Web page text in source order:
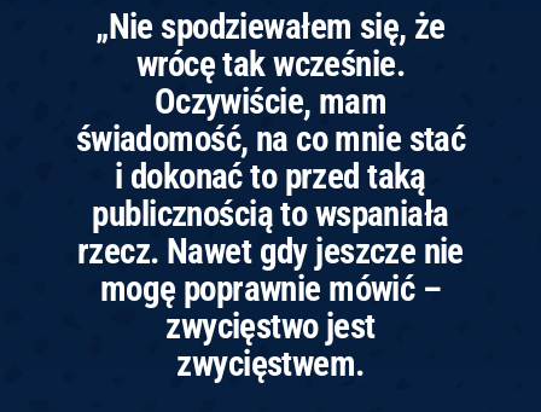
„Nie spodziewałem się, że
wrócę tak wcześnie.
Oczywiście, mam
świadomość, na co mnie stać
i dokonać to przed taką
publicznością to wspaniała
rzecz. Nawet gdy jeszcze nie
mogę poprawnie mówić –
zwycięstwo jest
zwycięstwem.